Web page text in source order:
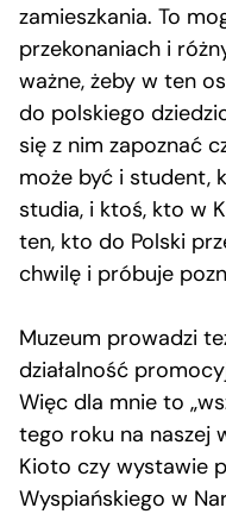
zamieszkania. To
przekonaniach i
ważne, żeby w ten
do polskiego
się z nim zapoznać
może być i student,
studia, i ktoś, kto w
ten, kto do Polski
chwilę i próbuje
Muzeum prowadzi
działalność
Więc dla mnie to
tego roku na naszej
Kioto czy wystawie
Wyspiańskiego w